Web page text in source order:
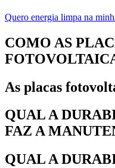
Quero energia limpa na
COMO AS
As placas
QUAL A
FAZ A
QUAL A